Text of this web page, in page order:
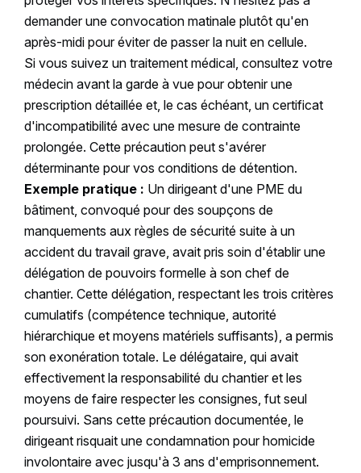
demander une convocation matinale plutôt qu'en
après-midi pour éviter de passer la nuit en cellule.
Si vous suivez un traitement médical, consultez votre
médecin avant la garde à vue pour obtenir une
prescription détaillée et, le cas échéant, un certificat
d'incompatibilité avec une mesure de contrainte
prolongée. Cette précaution peut s'avérer
déterminante pour vos conditions de détention.
Exemple pratique : Un dirigeant d'une PME du
bâtiment, convoqué pour des soupçons de
manquements aux règles de sécurité suite à un
accident du travail grave, avait pris soin d'établir une
délégation de pouvoirs formelle à son chef de
chantier. Cette délégation, respectant les trois critères
cumulatifs (compétence technique, autorité
hiérarchique et moyens matériels suffisants), a permis
son exonération totale. Le délégataire, qui avait
effectivement la responsabilité du chantier et les
moyens de faire respecter les consignes, fut seul
poursuivi. Sans cette précaution documentée, le
dirigeant risquait une condamnation pour homicide
involontaire avec jusqu'à 3 ans d'emprisonnement.